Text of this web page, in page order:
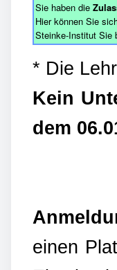
Sie haben die
Hier können Sie
Steinke-Institut Sie
* Die
Kein
dem
einen